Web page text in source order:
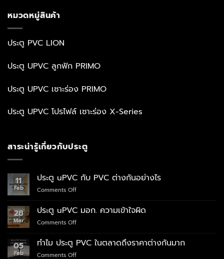
หมวดหมู่สินค้า
ประตู PVC LION
ประตู UPVC ลูกฟัก PRIMO
ประตู UPVC เซาะร่อง PRIMO
ประตู UPVC โปรไฟล์ เซาะร่อง X-Series
สาระน่ารู้เกี่ยวกับประตู
11
Feb
ประตู uPVC กับ PVC ต่างกันอย่างไร
Comments Offon
uPVC
กับ
PVC
กัน
28
Mar
ประตู uPVC มอก. ความเข้าใจผิด
Comments Offon
uPVC
มอก.
ความ
05
Feb
ทำไม ประตู PVC ในตลาดถึงราคาต่างกันมาก
Comments Offon